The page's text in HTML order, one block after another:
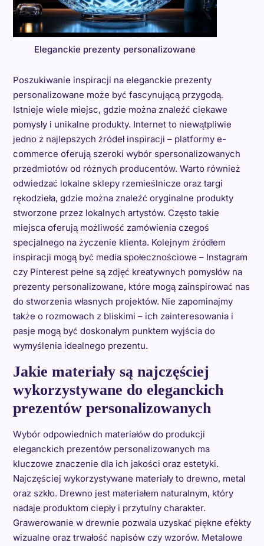
Eleganckie prezenty personalizowane
Poszukiwanie inspiracji na eleganckie prezenty
personalizowane może być fascynującą przygodą.
Istnieje wiele miejsc, gdzie można znaleźć ciekawe
pomysły i unikalne produkty. Internet to niewątpliwie
jedno z najlepszych źródeł inspiracji – platformy e-
commerce oferują szeroki wybór spersonalizowanych
przedmiotów od różnych producentów. Warto również
odwiedzać lokalne sklepy rzemieślnicze oraz targi
rękodzieła, gdzie można znaleźć oryginalne produkty
stworzone przez lokalnych artystów. Często takie
miejsca oferują możliwość zamówienia czegoś
specjalnego na życzenie klienta. Kolejnym źródłem
inspiracji mogą być media społecznościowe – Instagram
czy Pinterest pełne są zdjęć kreatywnych pomysłów na
prezenty personalizowane, które mogą zainspirować nas
do stworzenia własnych projektów. Nie zapominajmy
także o rozmowach z bliskimi – ich zainteresowania i
pasje mogą być doskonałym punktem wyjścia do
wymyślenia idealnego prezentu.
Jakie materiały są najczęściej
wykorzystywane do eleganckich
prezentów personalizowanych
Wybór odpowiednich materiałów do produkcji
eleganckich prezentów personalizowanych ma
kluczowe znaczenie dla ich jakości oraz estetyki.
Najczęściej wykorzystywane materiały to drewno, metal
oraz szkło. Drewno jest materiałem naturalnym, który
nadaje produktom ciepły i przytulny charakter.
Grawerowanie w drewnie pozwala uzyskać piękne efekty
wizualne oraz trwałość napisów czy wzorów. Metalowe